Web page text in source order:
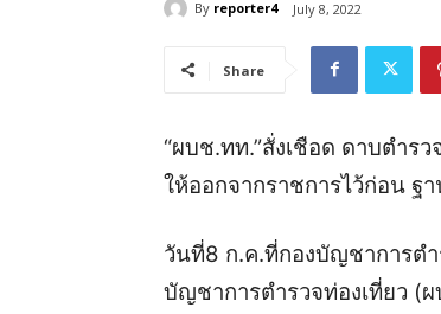
By reporter4 July 8, 2022
Share
“ผบช.ทท.”สั่งเชือด ดาบตำร
ให้ออกจากราชการไว้ก่อน ฐ
วันที่8 ก.ค.ที่กองบัญชาการตำ
บัญชาการตำรวจท่องเที่ยว (